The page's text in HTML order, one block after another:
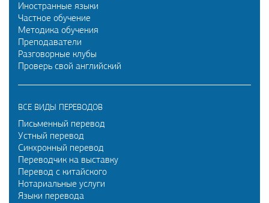
Иностранные языки
Частное обучение
Методика обучения
Преподаватели
Разговорные клубы
Проверь свой английский
ВСЕ ВИДЫ ПЕРЕВОДОВ
Письменный перевод
Устный перевод
Синхронный перевод
Переводчик на выставку
Перевод с китайского
Нотариальные услуги
Языки перевода